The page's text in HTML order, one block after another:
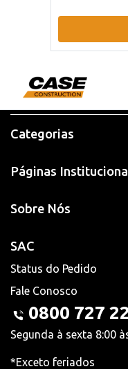
Categorias
Páginas
Sobre Nós
SAC
Status do Pedido
Fale Conosco
0800 727
Segunda à sexta 8:00
*Exceto feriados